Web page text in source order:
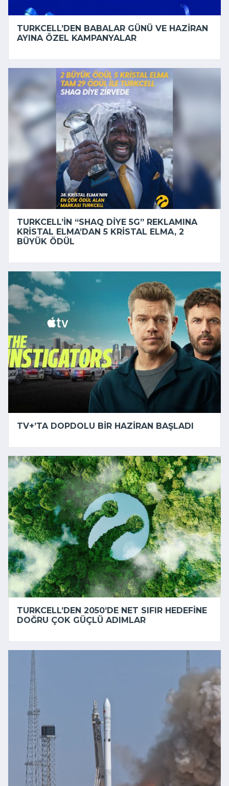
TURKCELL’DEN BABALAR GÜNÜ VE HAZIRAN
AYINA ÖZEL KAMPANYALAR
TURKCELL’IN “SHAQ DIYE 5G” REKLAMINA
KRISTAL ELMA’DAN 5 KRISTAL ELMA, 2
BÜYÜK ÖDÜL
TV+’TA DOPDOLU BIR HAZIRAN BAŞLADI
TURKCELL’DEN 2050’DE NET SIFIR HEDEFINE
DOĞRU ÇOK GÜÇLÜ ADIMLAR